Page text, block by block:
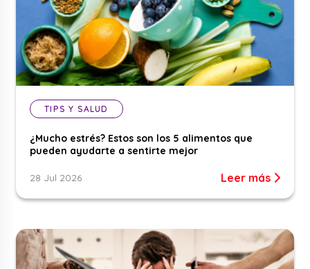
TIPS Y SALUD
¿Mucho estrés? Estos son los 5 alimentos que
pueden ayudarte a sentirte mejor
28 Jul 2026 Leer más